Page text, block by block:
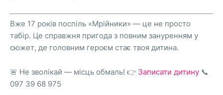
Вже 17 років поспіль «Мрійники» — це не просто
табір. Це справжня пригода з повним зануренням у
сюжет, де головним героєм стає твоя дитина.
🚨 Не зволікай — місць обмаль! 👉 Записати дитину 📞
097 39 68 975